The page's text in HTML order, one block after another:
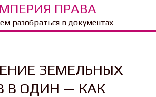
ПРАВА
разобраться в документах
ЗЕМЕЛЬНЫХ
В ОДИН — КАК